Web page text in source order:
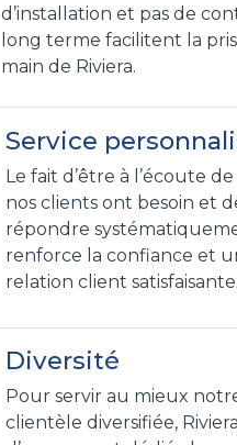
d’installation et pas de
long terme facilitent la
main de Riviera.
Service
Le fait d’être à l’écoute
nos clients ont besoin et
répondre
renforce la confiance et
relation client satisfaisante.
Diversité
Pour servir au mieux
clientèle diversifiée,